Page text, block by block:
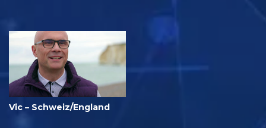
Vic – Schweiz/England